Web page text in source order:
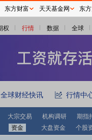
权 行情 数据 全球
全球财经快讯 行情中
大宗交易 机构调研
期指
资金 大盘资金 个股
东方财富 天天基金网 东